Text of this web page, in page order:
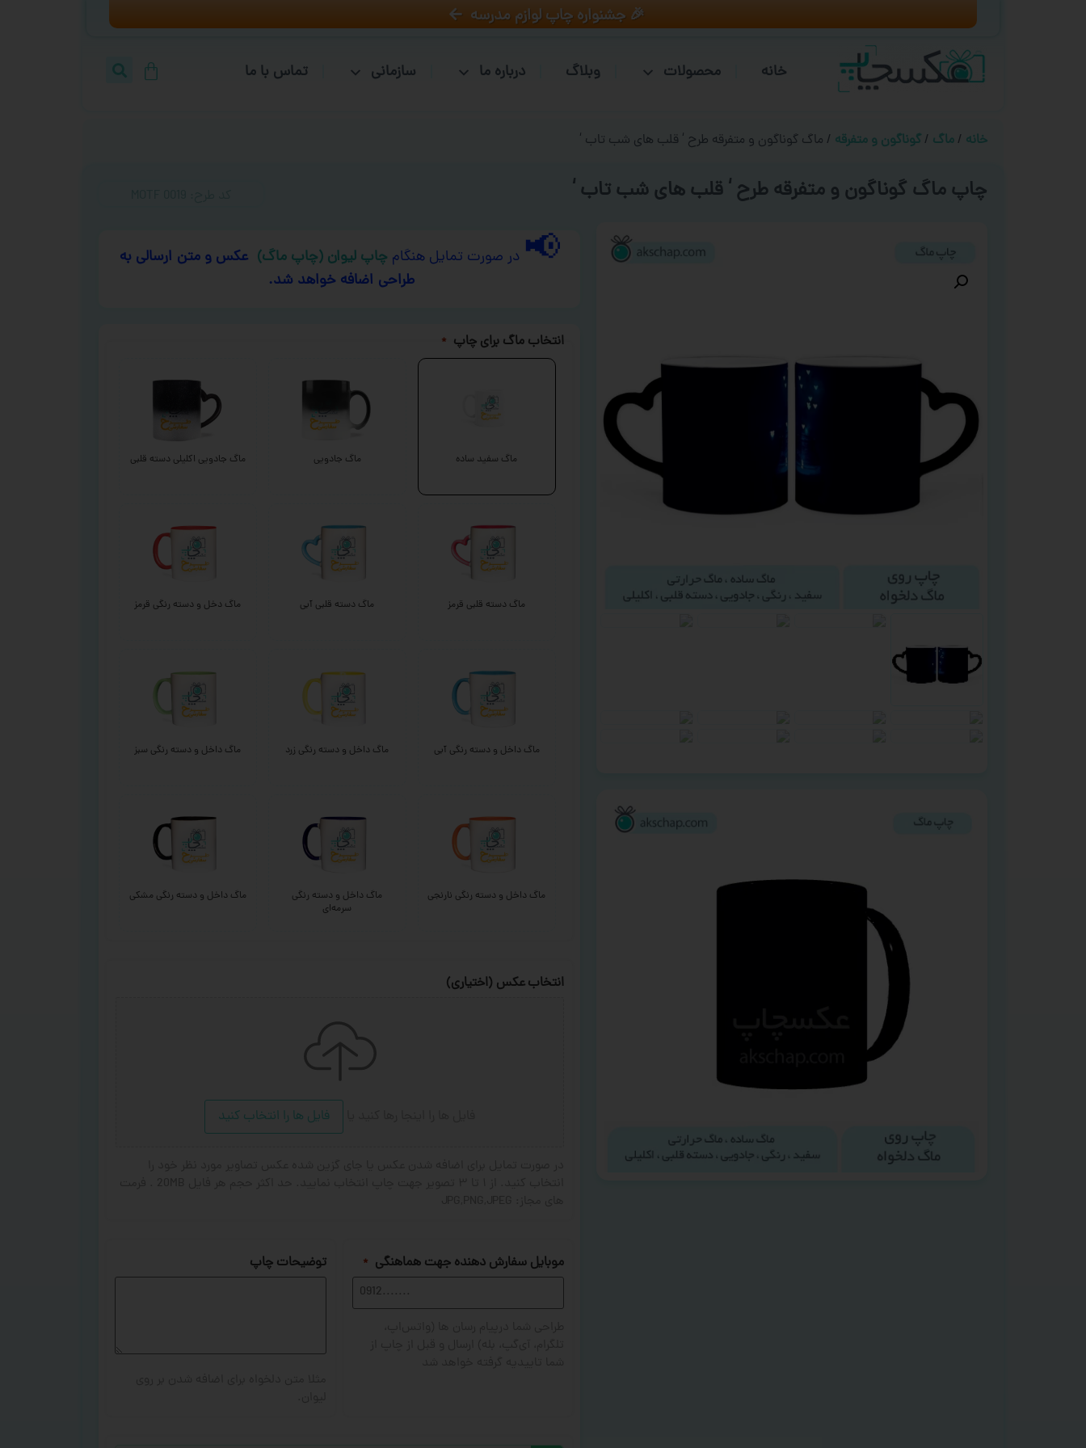
🎉 جشنواره چاپ لوازم مدرسه
خانه محصولات وبلاگ درباره ما سازمانی تماس با ما
خانه / ماگ / گوناگون و متفرقه / ماگ گوناگون و متفرقه طرح ‘ قلب های شب تاب ‘
چاپ ماگ گوناگون و متفرقه طرح ‘ قلب های شب تاب ‘
📢 در صورت تمایل هنگام چاپ لیوان (چاپ ماگ) عکس و متن ارسالی به
طراحی اضافه خواهد شد.
انتخاب ماگ برای چاپ *
ماگ سفید ساده ماگ جادویی ماگ جادویی اکلیلی دسته قلبی
ماگ دسته قلبی قرمز ماگ دسته قلبی آبی ماگ دخل و دسته رنگی قرمز
ماگ داخل و دسته رنگی آبی ماگ داخل و دسته رنگی زرد ماگ داخل و دسته رنگی سبز
ماگ داخل و دسته رنگی نارنجی
ماگ داخل و دسته رنگی
سرمه‌ای
ماگ داخل و دسته رنگی مشکی
انتخاب عکس (اختیاری)
فایل ها را انتخاب کنید
موبایل سفارش دهنده جهت هماهنگی * توضیحات چاپ